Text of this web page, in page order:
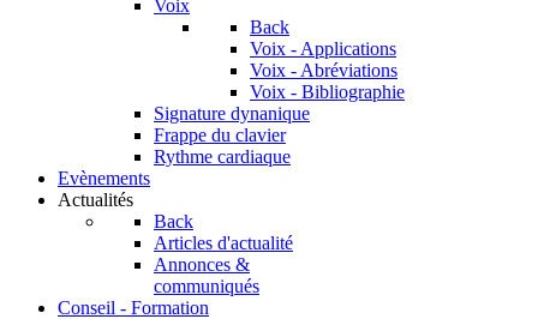
Voix
Back
Voix - Applications
Voix - Abréviations
Voix - Bibliographie
Signature dynanique
Frappe du clavier
Rythme cardiaque
Evènements
Actualités
Back
Articles d'actualité
Annonces &
communiqués
Conseil - Formation